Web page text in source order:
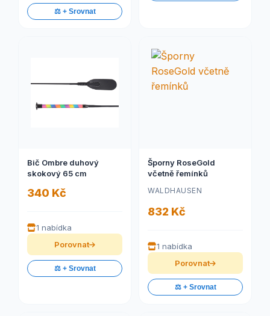
⚖️ + Srovnat
Bič Ombre duhový
skokový 65 cm
340 Kč
1 nabídka
Porovnat
⚖️ + Srovnat
Šporny RoseGold
včetně řemínků
WALDHAUSEN
832 Kč
1 nabídka
Porovnat
⚖️ + Srovnat